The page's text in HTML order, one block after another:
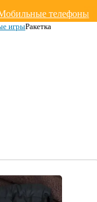
телефоны
игрыРакетка